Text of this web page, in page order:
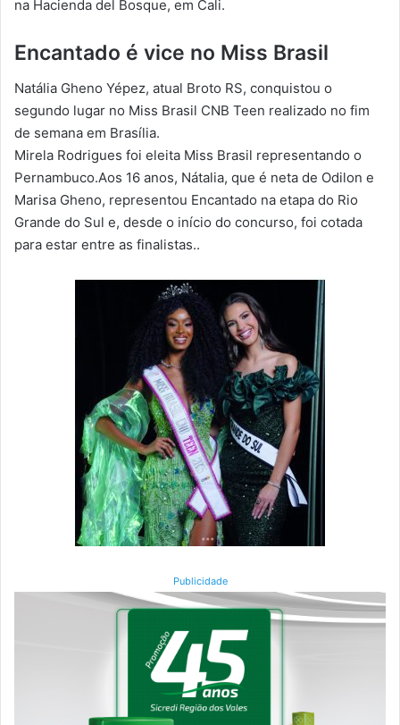
na Hacienda del Bosque, em Cali.
Encantado é vice no Miss Brasil
Natália Gheno Yépez, atual Broto RS, conquistou o
segundo lugar no Miss Brasil CNB Teen realizado no fim
de semana em Brasília.
Mirela Rodrigues foi eleita Miss Brasil representando o
Pernambuco.Aos 16 anos, Nátalia, que é neta de Odilon e
Marisa Gheno, representou Encantado na etapa do Rio
Grande do Sul e, desde o início do concurso, foi cotada
para estar entre as finalistas..
Publicidade